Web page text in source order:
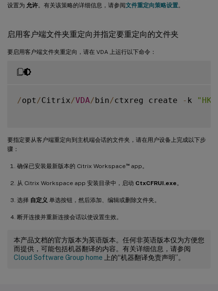
设置为 允许。有关该策略的详细信息，请参阅文件重定向策略设置。
启用客户端文件夹重定向并指定要重定向的文件夹
要启用客户端文件夹重定向，请在 VDA 上运行以下命令：
/opt /Citrix/VDA/bin/ctxreg create - k
要指定要从客户端重定向到主机端会话的文件夹，请在用户设备上完成以下步
骤：
确保已安装最新版本的 Citrix Workspace™app。
从 Citrix Workspace app 安装目录中，启动 CtxCFRUI.exe 。
选择 自定义 单选按钮，然后添加、编辑或删除文件夹。
断开连接并重新连接会话以使设置生效。
本产品文档的官方版本为英语版本。任何非英语版本仅为方便您
而提供，可能包括机器翻译的内容。有关详细信息，请参阅
Cloud Software Group home 上的“机器翻译免责声明”。